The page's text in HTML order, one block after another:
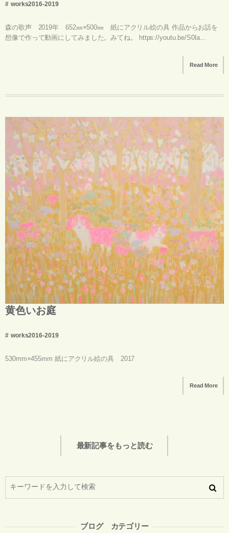
works2016-2019
森の歌声 2019年 652㎜×500㎜ 紙にアクリル絵の具 作品からお話を
想像で作って動画にしてみました。みてね。 https://youtu.be/S0la...
Read More
黄色いお庭
works2016-2019
530mm×455mm 紙にアクリル絵の具 2017
Read More
最新記事をもっと読む
ブログ カテゴリー